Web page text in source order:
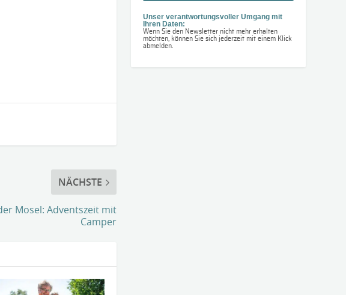
NÄCHSTE
Mosel: Adventszeit mit
Camper
Unser verantwortungsvoller Umgang mit
Ihren Daten:
Wenn Sie den Newsletter nicht mehr erhalten
möchten, können Sie sich jederzeit mit einem Klick
abmelden.